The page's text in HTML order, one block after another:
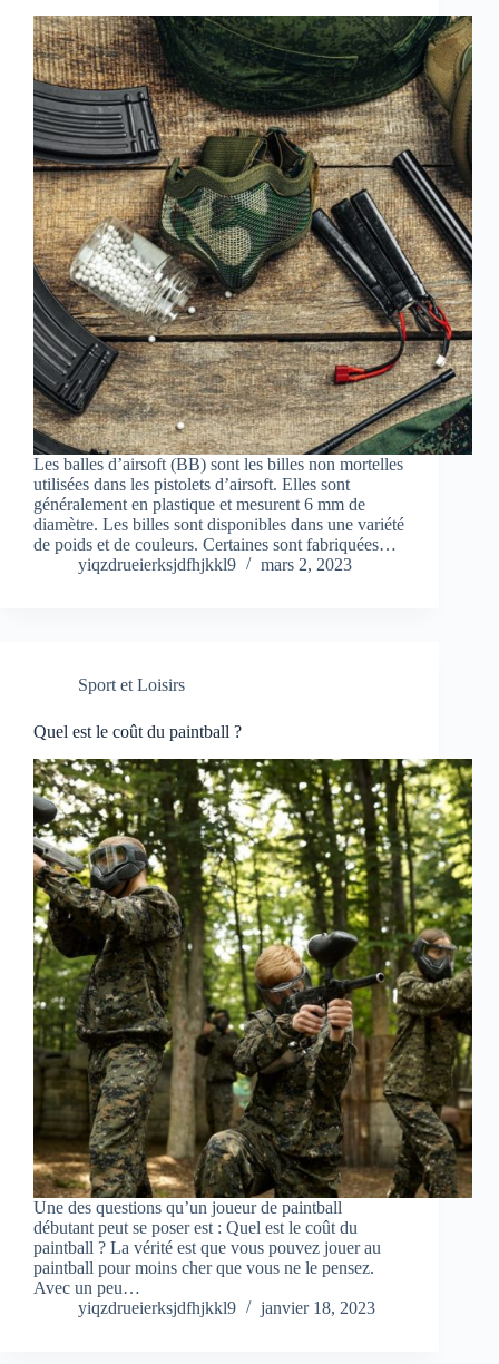
Les balles d’airsoft (BB) sont les billes non mortelles
utilisées dans les pistolets d’airsoft. Elles sont
généralement en plastique et mesurent 6 mm de
diamètre. Les billes sont disponibles dans une variété
de poids et de couleurs. Certaines sont fabriquées…
yiqzdrueierksjdfhjkkl9
mars 2, 2023
Sport et Loisirs
Quel est le coût du paintball ?
Une des questions qu’un joueur de paintball
débutant peut se poser est : Quel est le coût du
paintball ? La vérité est que vous pouvez jouer au
paintball pour moins cher que vous ne le pensez.
Avec un peu…
yiqzdrueierksjdfhjkkl9
janvier 18, 2023